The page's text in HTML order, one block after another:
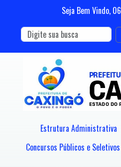
Seja Bem Vindo, 06
Estrutura Administrativa
Concursos Públicos e Seletivos